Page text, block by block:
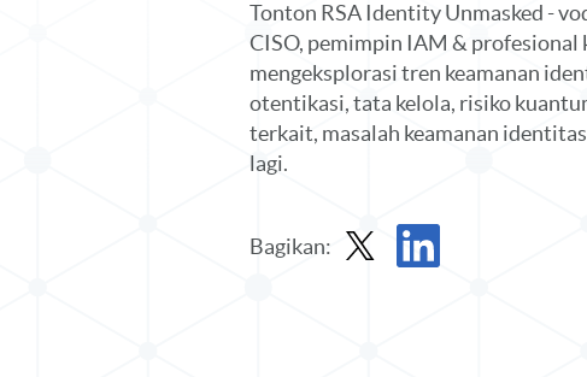
Tonton RSA Identity Unmasked -
CISO, pemimpin IAM & profesional
mengeksplorasi tren keamanan
otentikasi, tata kelola, risiko
terkait, masalah keamanan
lagi.
Bagikan: